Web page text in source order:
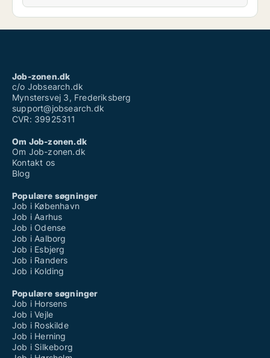
Job-zonen.dk
c/o Jobsearch.dk
Mynstersvej 3, Frederiksberg
support@jobsearch.dk
CVR: 39925311
Om Job-zonen.dk
Om Job-zonen.dk
Kontakt os
Blog
Populære søgninger
Job i København
Job i Aarhus
Job i Odense
Job i Aalborg
Job i Esbjerg
Job i Randers
Job i Kolding
Populære søgninger
Job i Horsens
Job i Vejle
Job i Roskilde
Job i Herning
Job i Silkeborg